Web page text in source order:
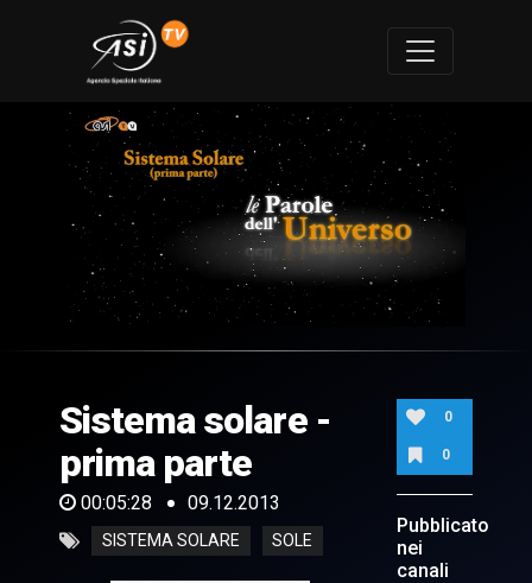
of
28
seconds
Sistema solare -
prima parte
00:05:28 09.12.2013
SISTEMA SOLARE SOLE
0
0
Pubblicato
nei
canali